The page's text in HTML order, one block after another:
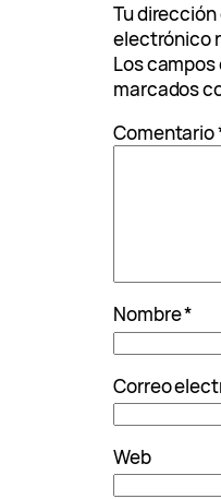
Tu
electrónico
Los
marcados
Comentario
Nombre*
Correo
Web